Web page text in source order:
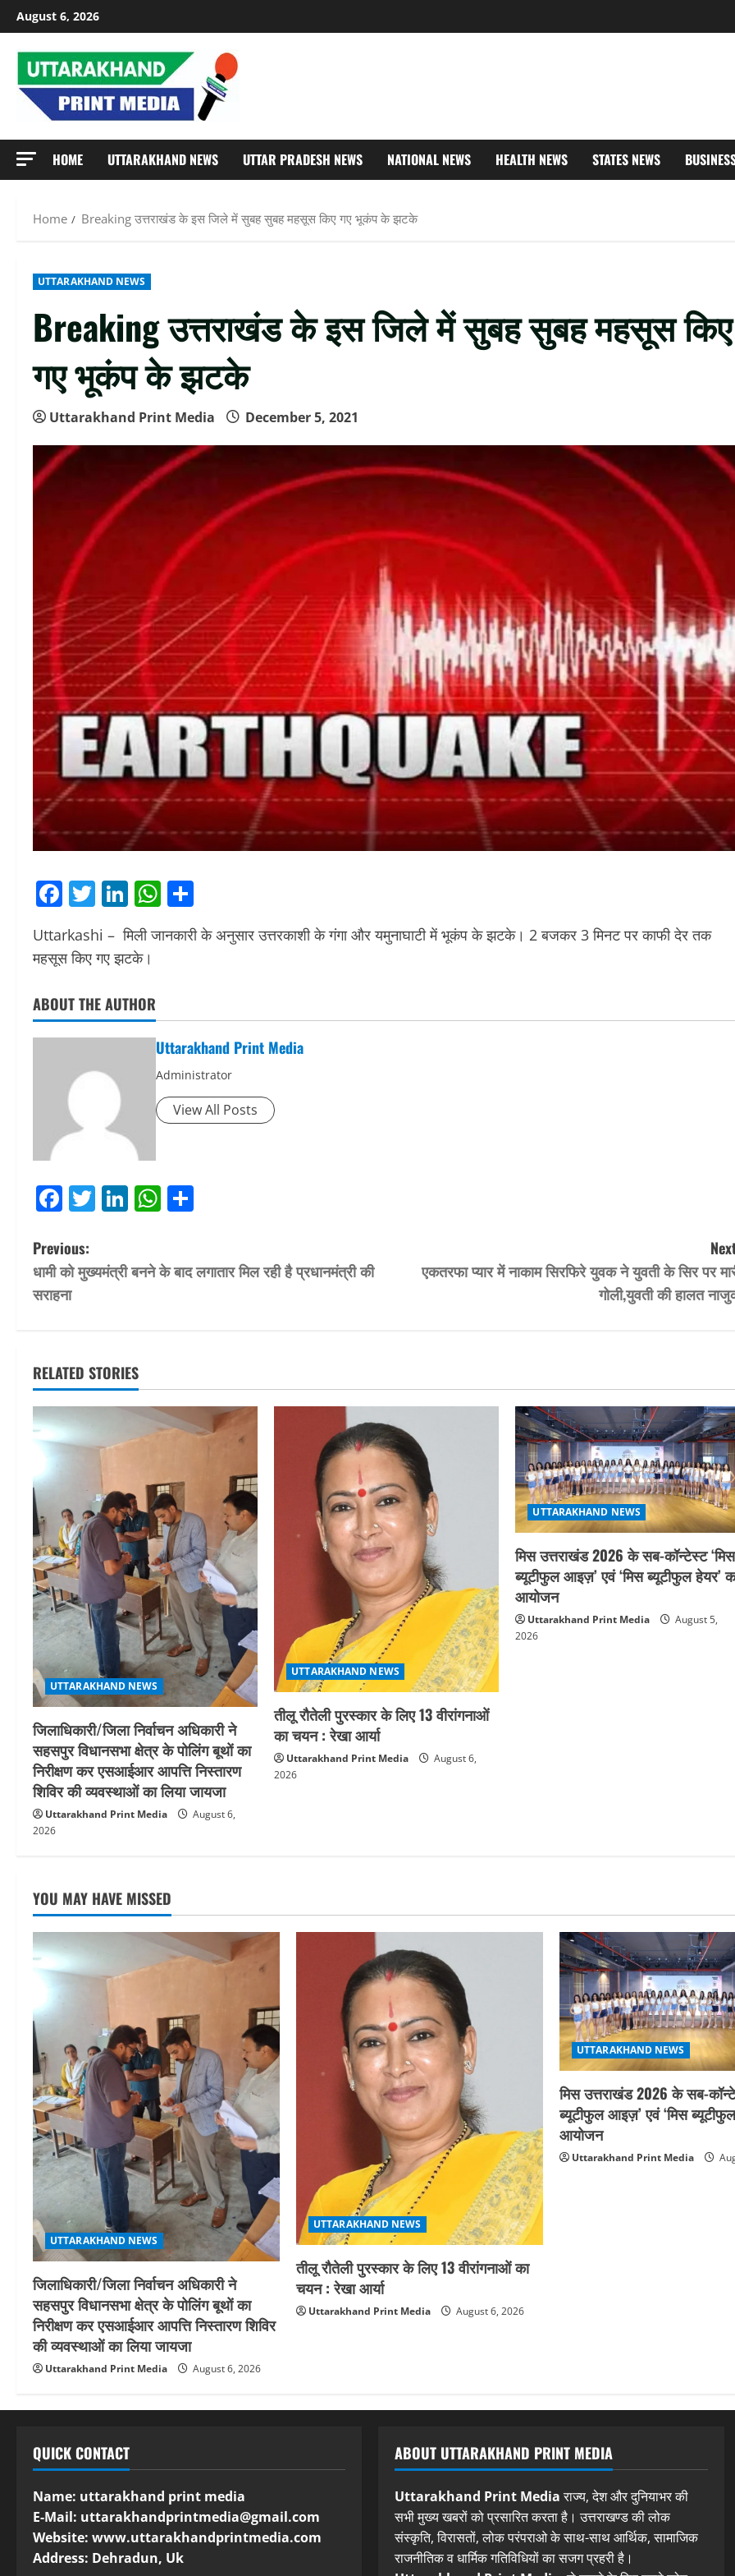
Skip
to
content
August 6, 2026
HOME UTTARAKHAND NEWS UTTAR PRADESH NEWS NATIONAL NEWS HEALTH NEWS STATES NEWS
Home Breaking उत्तराखंड के इस जिले में सुबह सुबह महसूस किए गए भूकंप के झटके
UTTARAKHAND NEWS
Breaking उत्तराखंड के इस जिले में सुबह सुबह महसूस किए
गए भूकंप के झटके
Uttarakhand Print Media December 5, 2021
Facebook
Twitter
LinkedIn
WhatsApp
Uttarkashi – मिली जानकारी के अनुसार उत्तरकाशी के गंगा और यमुनाघाटी में भूकंप के झटके। 2 बजकर 3 मिनट पर काफी देर तक
महसूस किए गए झटके।
ABOUT THE AUTHOR
Uttarakhand Print Media
Administrator
View All Posts
Facebook
Twitter
LinkedIn
WhatsApp
P
o
n
a
v
i
g
a
t
i
o
n
Previous:
धामी को मुख्यमंत्री बनने के बाद लगातार मिल रही है प्रधानमंत्री की
सराहना
एकतरफा प्यार में नाकाम सिरफिरे युवक ने युवती के सिर पर
गोली,युवती की हालत
RELATED STORIES
UTTARAKHAND NEWS
जिलाधिकारी/जिला निर्वाचन अधिकारी ने
सहसपुर विधानसभा क्षेत्र के पोलिंग बूथों का
निरीक्षण कर एसआईआर आपत्ति निस्तारण
शिविर की व्यवस्थाओं का लिया जायजा
Uttarakhand Print Media
August 6,
2026
UTTARAKHAND NEWS
तीलू रौतेली पुरस्कार के लिए 13 वीरांगनाओं
का चयन : रेखा आर्या
Uttarakhand Print Media
August 6,
2026
UTTARAKHAND NEWS
मिस उत्तराखंड 2026 के सब-कॉन्टेस्ट ‘मिस
ब्यूटीफुल आइज़’ एवं ‘मिस ब्यूटीफुल हेयर’
आयोजन
Uttarakhand Print Media
August 5,
2026
YOU MAY HAVE MISSED
UTTARAKHAND NEWS
जिलाधिकारी/जिला निर्वाचन अधिकारी ने
सहसपुर विधानसभा क्षेत्र के पोलिंग बूथों का
निरीक्षण कर एसआईआर आपत्ति निस्तारण शिविर
की व्यवस्थाओं का लिया जायजा
Uttarakhand Print Media August 6, 2026
UTTARAKHAND NEWS
तीलू रौतेली पुरस्कार के लिए 13 वीरांगनाओं का
चयन : रेखा आर्या
Uttarakhand Print Media August 6, 2026
UTTARAKHAND NEWS
मिस उत्तराखंड 2026 के सब-
ब्यूटीफुल आइज़’ एवं ‘मिस
आयोजन
Uttarakhand Print Media
QUICK CONTACT
Name: uttarakhand print media
E-Mail: uttarakhandprintmedia@gmail.com
Website: www.uttarakhandprintmedia.com
Address: Dehradun, Uk
ABOUT UTTARAKHAND PRINT MEDIA
Uttarakhand Print Mediaराज्य, देश और दुनियाभर की
सभी मुख्य खबरों को प्रसारित करता है। उत्तराखण्ड की लोक
संस्कृति, विरासतों, लोक परंपराओ के साथ-साथ आर्थिक, सामाजिक
राजनीतिक व धार्मिक गतिविधियों का सजग प्रहरी है।